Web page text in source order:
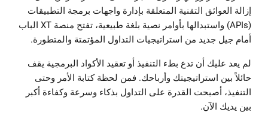
إزالة العوائق التقنية المتعلقة بإدارة واجهات برمجة التطبيقات
(APIs) واستبدالها بأوامر نصية بلغة طبيعية، تفتح منصة XT الباب
أمام جيل جديد من استراتيجيات التداول المؤتمتة والمتطورة.
لم يعد عليك أن تدع بطء التنفيذ أو تعقيد الأكواد البرمجية يقف
حائلاً بين استراتيجيتك وأرباحك. فمن لحظة كتابة الأمر وحتى
التنفيذ، أصبحت القدرة على التداول بذكاء وسرعة وكفاءة أكبر
بين يديك الآن.